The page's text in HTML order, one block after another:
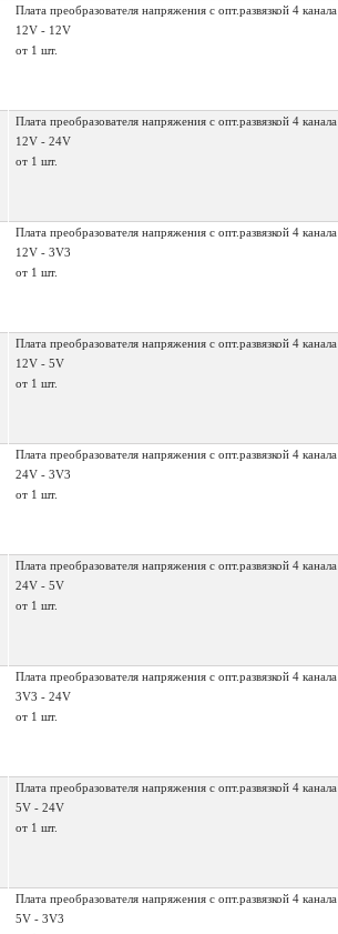
Плата преобразователя напряжения с опт.развязкой 4 канала
12V - 12V
от 1 шт.
Плата преобразователя напряжения с опт.развязкой 4 канала
12V - 24V
от 1 шт.
Плата преобразователя напряжения с опт.развязкой 4 канала
12V - 3V3
от 1 шт.
Плата преобразователя напряжения с опт.развязкой 4 канала
12V - 5V
от 1 шт.
Плата преобразователя напряжения с опт.развязкой 4 канала
24V - 3V3
от 1 шт.
Плата преобразователя напряжения с опт.развязкой 4 канала
24V - 5V
от 1 шт.
Плата преобразователя напряжения с опт.развязкой 4 канала
3V3 - 24V
от 1 шт.
Плата преобразователя напряжения с опт.развязкой 4 канала
5V - 24V
от 1 шт.
Плата преобразователя напряжения с опт.развязкой 4 канала
5V - 3V3